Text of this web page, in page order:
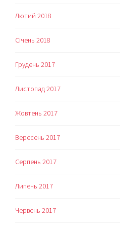
Лютий 2018
Січень 2018
Грудень 2017
Листопад 2017
Жовтень 2017
Вересень 2017
Серпень 2017
Липень 2017
Червень 2017